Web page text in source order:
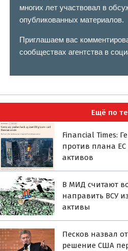
многих лет участвовал в
опубликованных материалов.
Приглашаем вас
сообществах агентства в
Ещё по
Financial Times:
против плана ЕС
активов
В МИД считают
направить ВСУ
активы
Песков назвал
решение США